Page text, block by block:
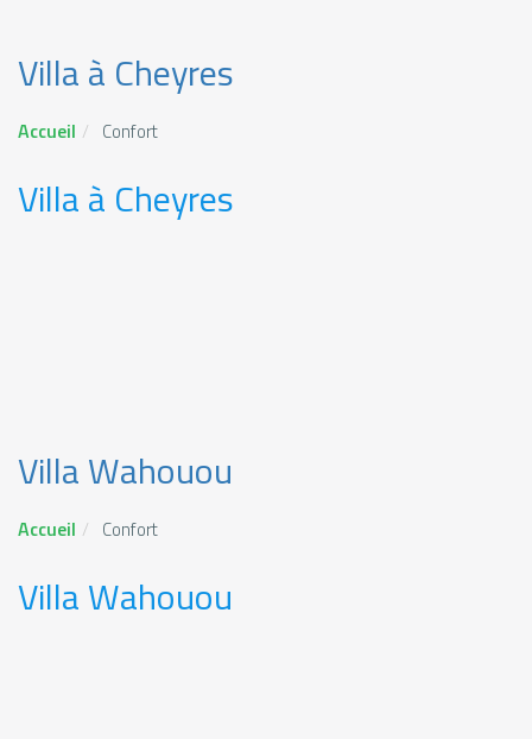
Villa à Cheyres
Accueil Confort
Villa à Cheyres
Villa Wahouou
Accueil Confort
Villa Wahouou